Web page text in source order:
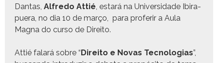
Dan­tas, Alfre­do Attié , estará na Uni­ver­si­dade Ibi­ra­
puera, no dia 10 de março, para pro­ferir a Aula
Magna do cur­so de Direito.
Attié falará sobre “Dire­ito e Novas Tec­nolo­gias”,